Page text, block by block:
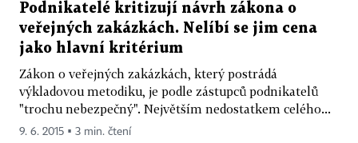
Podnikatelé kritizují návrh zákona o
veřejných zakázkách. Nelíbí se jim cena
jako hlavní kritérium
Zákon o veřejných zakázkách, který postrádá
výkladovou metodiku, je podle zástupců podnikatelů
"trochu nebezpečný". Největším nedostatkem celého...
9. 6. 2015 ▪ 3 min. čtení